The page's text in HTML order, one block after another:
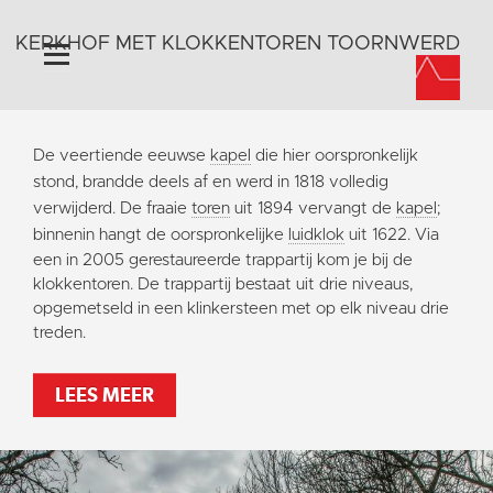
Home
Algemeen
Historie
Omgeving
Activiteiten
Steun ons
Vaktaal
KERKHOF MET KLOKKENTOREN TOORNWERD
De veertiende eeuwse kapel die hier oorspronkelijk
stond, brandde deels af en werd in 1818 volledig
verwijderd. De fraaie toren uit 1894 vervangt de kapel ;
binnenin hangt de oorspronkelijke luidklok uit 1622. Via
een in 2005 gerestaureerde trappartij kom je bij de
klokkentoren. De trappartij bestaat uit drie niveaus,
opgemetseld in een klinkersteen met op elk niveau drie
treden.
LEES MEER